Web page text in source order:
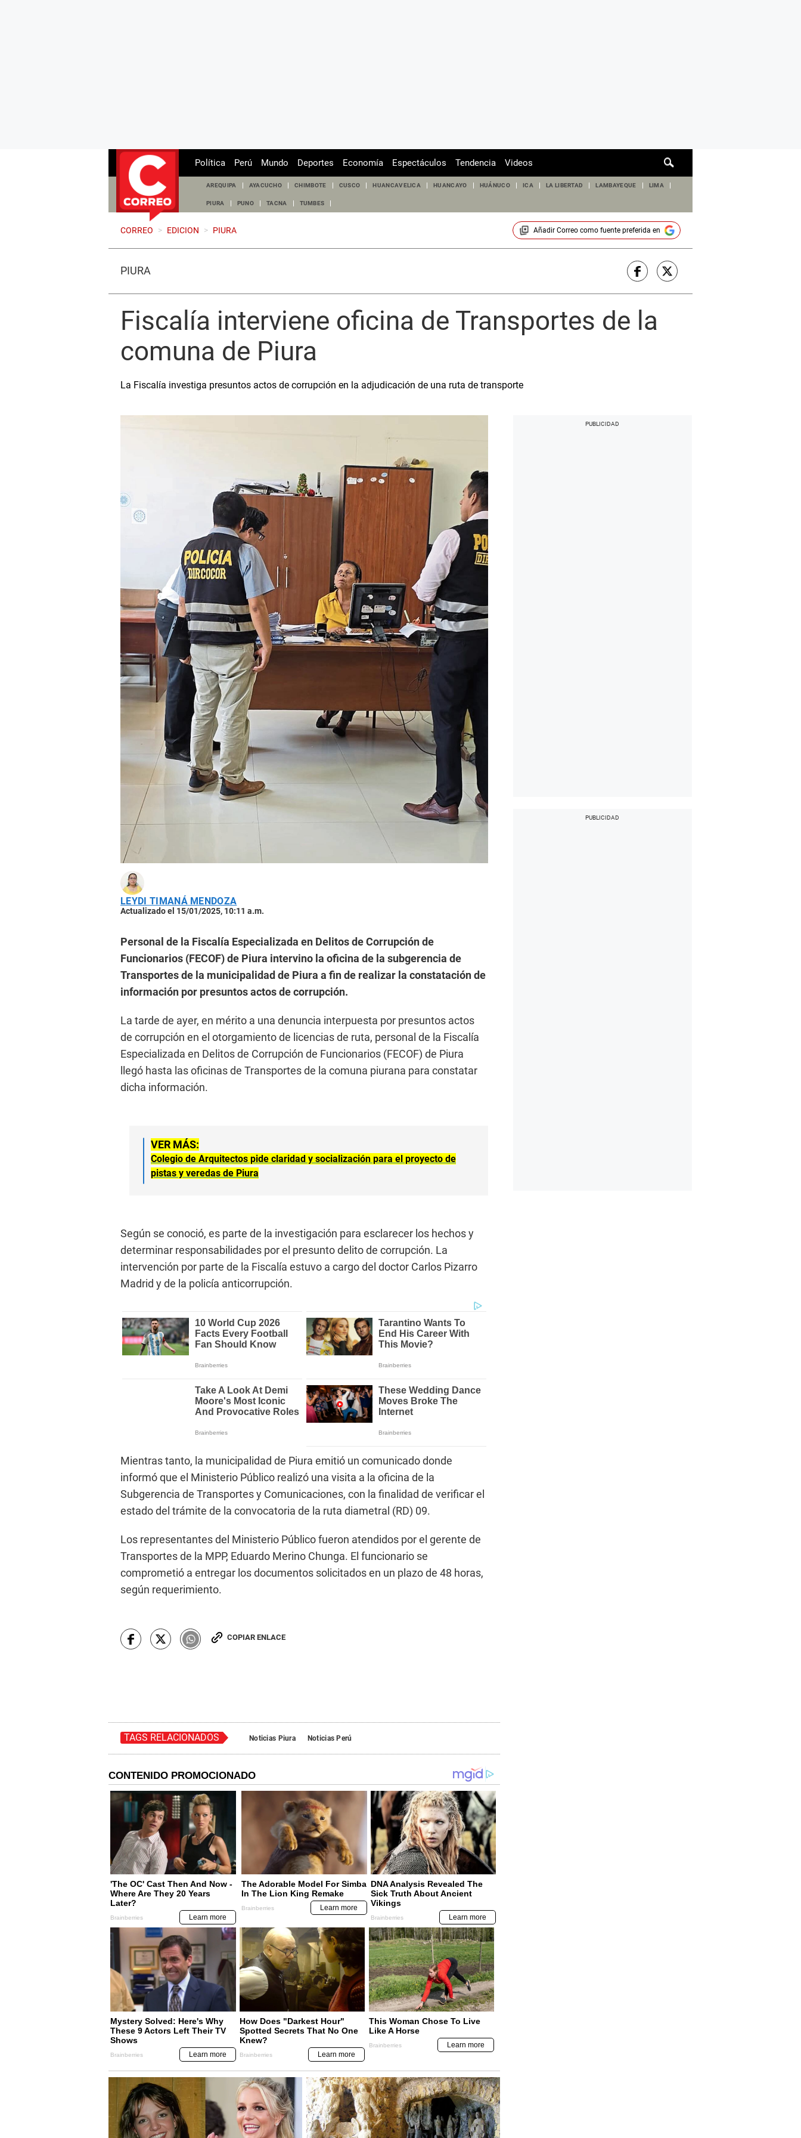
de
Política Perú Mundo Deportes Economía Espectáculos Tendencia Videos
AREQUIPA AYACUCHO CHIMBOTE CUSCO HUANCAVELICA HUANCAYO HUÁNUCO ICA LA LIBERTAD LAMBAYEQUE LIMA
PIURA PUNO TACNA TUMBES
CORREO > EDICION > PIURA Añadir Correocomo fuente preferida en
PIURA
Fiscalía interviene oficina de Transportes de la
comuna de Piura
La Fiscalía investiga presuntos actos de corrupción en la adjudicación de una ruta de transporte
LEYDI TIMANÁ MENDOZA
Actualizado el 15/01/2025, 10:11 a.m.
Personal de la Fiscalía Especializada en Delitos de Corrupción de
Funcionarios (FECOF) de Piura intervino la oficina de la subgerencia de
Transportes de la municipalidad de Piura a fin de realizar la constatación de
información por presuntos actos de corrupción.
La tarde de ayer, en mérito a una denuncia interpuesta por presuntos actos
de corrupción en el otorgamiento de licencias de ruta, personal de la Fiscalía
Especializada en Delitos de Corrupción de Funcionarios (FECOF) de Piura
llegó hasta las oficinas de Transportes de la comuna piurana para constatar
dicha información.
VER MÁS:
Colegio de Arquitectos pide claridad y socialización para el proyecto de
pistas y veredas de Piura
Según se conoció, es parte de la investigación para esclarecer los hechos y
determinar responsabilidades por el presunto delito de corrupción. La
intervención por parte de la Fiscalía estuvo a cargo del doctor Carlos Pizarro
Madrid y de la policía anticorrupción.
Mientras tanto, la municipalidad de Piura emitió un comunicado donde
informó que el Ministerio Público realizó una visita a la oficina de la
Subgerencia de Transportes y Comunicaciones, con la finalidad de verificar el
estado del trámite de la convocatoria de la ruta diametral (RD) 09.
Los representantes del Ministerio Público fueron atendidos por el gerente de
Transportes de la MPP, Eduardo Merino Chunga. El funcionario se
comprometió a entregar los documentos solicitados en un plazo de 48 horas,
según requerimiento.
COPIAR ENLACE
TAGS RELACIONADOS Noticias Piura Noticias Perú